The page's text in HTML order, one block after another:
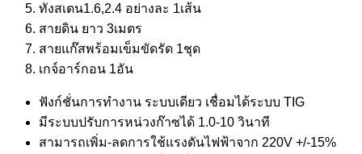
ทังสเตน1.6,2.4 อย่างละ 1เส้น
สายดิน ยาว 3เมตร
สายแก๊สพร้อมเข็มขัดรัด 1ชุด
เกจ์อาร์กอน 1อัน
ฟังก์ชั่นการทำงาน ระบบเดียว เชื่อมได้ระบบ TIG
มีระบบปรับการหน่วงก๊าซได้ 1.0-10 วินาที
สามารถเพิ่ม-ลดการใช้แรงดันไฟฟ้าจาก 220V +/-15%